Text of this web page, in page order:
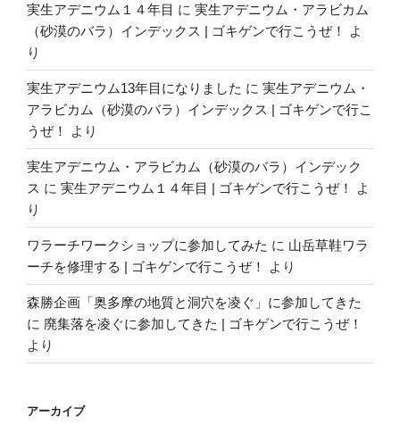
実生アデニウム１４年目 に 実生アデニウム・アラビカム
（砂漠のバラ）インデックス | ゴキゲンで行こうぜ！
よ
り
実生アデニウム13年目になりました に 実生アデニウム・
アラビカム（砂漠のバラ）インデックス | ゴキゲンで行こ
うぜ！
より
実生アデニウム・アラビカム（砂漠のバラ）インデック
ス に 実生アデニウム１４年目 | ゴキゲンで行こうぜ！
よ
り
ワラーチワークショップに参加してみた に 山岳草鞋ワラ
ーチを修理する | ゴキゲンで行こうぜ！
より
森勝企画「奥多摩の地質と洞穴を凌ぐ」に参加してきた
に 廃集落を凌ぐに参加してきた | ゴキゲンで行こうぜ！
より
アーカイブ